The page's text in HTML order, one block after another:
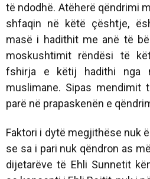
të ndodhë. Atëherë qëndrimi
shfaqin në këtë çështje,
masë i hadithit me anë të
moskushtimit rëndësi të
fshirja e këtij hadithi nga
muslimane. Sipas
parë në prapaskenën e
Faktori i dytë megjithëse nuk
se sa i pari nuk qëndron as
dijetarëve të Ehli Sunnetit